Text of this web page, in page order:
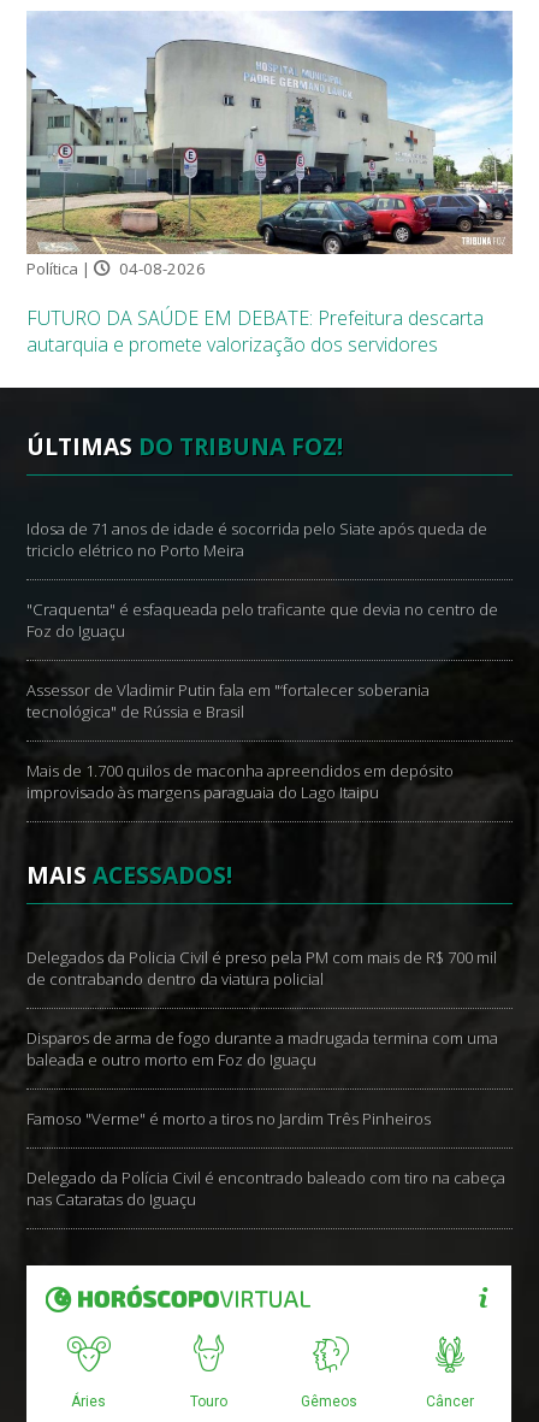
Política | 04-08-2026
FUTURO DA SAÚDE EM DEBATE: Prefeitura descarta
autarquia e promete valorização dos servidores
ÚLTIMAS DO TRIBUNA FOZ!
Idosa de 71 anos de idade é socorrida pelo Siate após queda de
triciclo elétrico no Porto Meira
"Craquenta" é esfaqueada pelo traficante que devia no centro de
Foz do Iguaçu
Assessor de Vladimir Putin fala em "‘fortalecer soberania
tecnológica" de Rússia e Brasil
Mais de 1.700 quilos de maconha apreendidos em depósito
improvisado às margens paraguaia do Lago Itaipu
MAISACESSADOS!
Delegados da Policia Civil é preso pela PM com mais de R$ 700 mil
de contrabando dentro da viatura policial
Disparos de arma de fogo durante a madrugada termina com uma
baleada e outro morto em Foz do Iguaçu
Famoso "Verme" é morto a tiros no Jardim Três Pinheiros
Delegado da Polícia Civil é encontrado baleado com tiro na cabeça
nas Cataratas do Iguaçu